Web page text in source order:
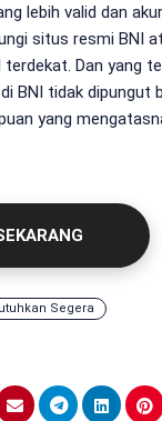
lebih valid dan
situs resmi BNI
Dan yang
BNI tidak dipungut
yang
Segera